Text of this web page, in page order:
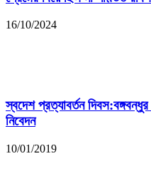
16/10/2024
স্বদেশ প্রত্যাবর্তন
নিবেদন
10/01/2019